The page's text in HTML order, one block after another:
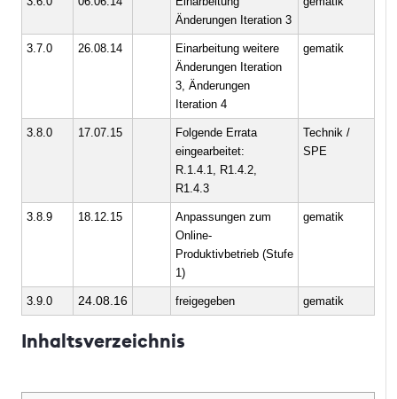
Änderungen Iteration 3
3.7.0 26.08.14
Einarbeitung weitere
Änderungen Iteration
3, Änderungen
Iteration 4
gematik
3.8.0 17.07.15
Folgende Errata
eingearbeitet:
R.1.4.1, R1.4.2,
R1.4.3
Technik /
SPE
3.8.9 18.12.15
Anpassungen zum
Online-
Produktivbetrieb (Stufe
1)
gematik
3.9.0 24.08.16 freigegeben gematik
Inhaltsverzeichnis